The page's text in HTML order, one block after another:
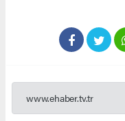
www.ehaber.tv.tr